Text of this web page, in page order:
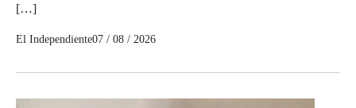
[…]
El Independiente07 / 08 / 2026